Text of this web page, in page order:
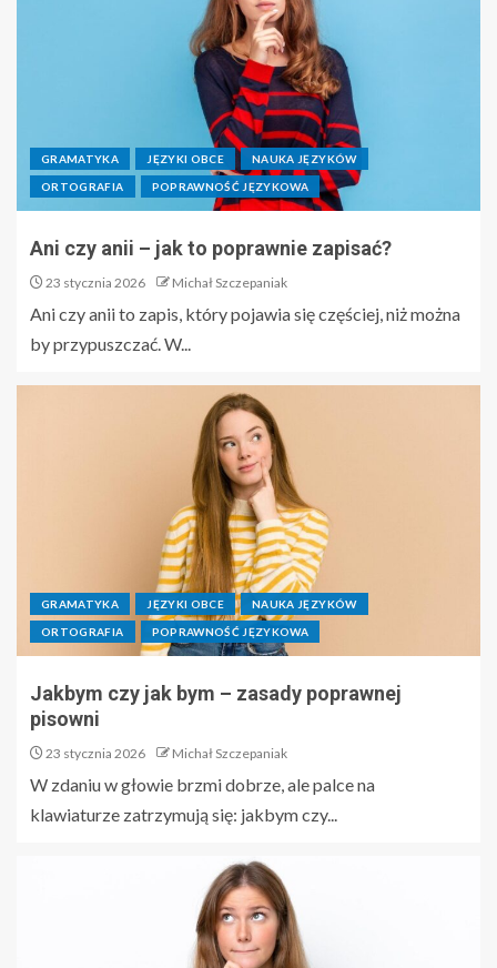
GRAMATYKA JĘZYKI OBCE NAUKA JĘZYKÓW
ORTOGRAFIA POPRAWNOŚĆ JĘZYKOWA
Ani czy anii – jak to poprawnie zapisać?
23 stycznia 2026 Michał Szczepaniak
Ani czy anii to zapis, który pojawia się częściej, niż można
by przypuszczać. W...
GRAMATYKA JĘZYKI OBCE NAUKA JĘZYKÓW
ORTOGRAFIA POPRAWNOŚĆ JĘZYKOWA
Jakbym czy jak bym – zasady poprawnej
pisowni
23 stycznia 2026 Michał Szczepaniak
W zdaniu w głowie brzmi dobrze, ale palce na
klawiaturze zatrzymują się: jakbym czy...